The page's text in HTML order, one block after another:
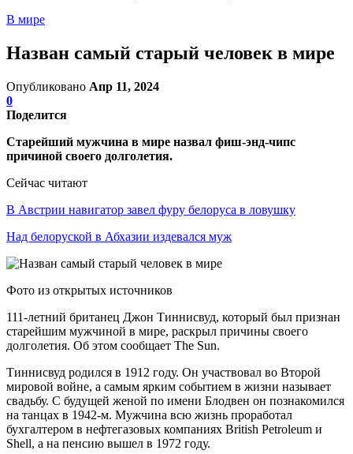
В мире
Назван самый старый человек в мире
Опубликовано Апр 11, 2024
0
Поделится
Старейший мужчина в мире назвал фиш-энд-чипс
причиной своего долголетия.
Сейчас читают
В Австрии навигатор завел фуру белоруса в ловушку
Над белоруской в Абхазии издевался муж
Фото из открытых источников
111-летний британец Джон Тиннисвуд, который был признан
старейшим мужчиной в мире, раскрыл причины своего
долголетия. Об этом сообщает The Sun.
Тиннисвуд родился в 1912 году. Он участвовал во Второй
мировой войне, а самым ярким событием в жизни называет
свадьбу. С будущей женой по имени Блодвен он познакомился
на танцах в 1942-м. Мужчина всю жизнь проработал
бухгалтером в нефтегазовых компаниях British Petroleum и
Shell, а на пенсию вышел в 1972 году.